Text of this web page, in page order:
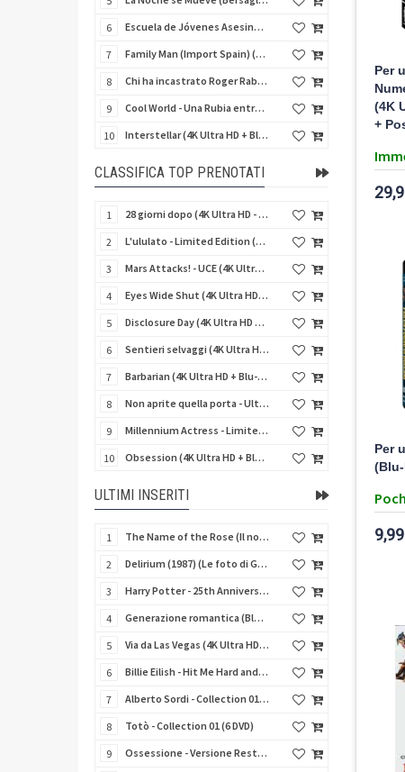
Per
(4K
+
Per
6 Escuela de Jóvenes Asesinos (Schegge di follia) (Import Spain) (Blu-Ray Disc)
7 Family Man (Import Spain) (Blu-Ray Disc)
8 Chi ha incastrato Roger Rabbit (4K Ultra HD + Blu-Ray Disc)
9 Cool World - Una Rubia entre Dos Mundos (Fuga dal mondo dei sogni) (Import Spain) (Blu-Ray Disc)
10 Interstellar (4K Ultra HD + Blu-Ray Disc + Bonus Disc - SteelBook)
CLASSIFICA TOP PRENOTATI
1 28 giorni dopo (4K Ultra HD - SteelBook)
2 L'ululato - Limited Edition (4K Ultra HD + Blu-Ray Disc + CD + Booklet + Card)
3 Mars Attacks! - UCE (4K Ultra HD + Blu-Ray Disc - SteelBook)
4 Eyes Wide Shut (4K Ultra HD + Blu-Ray Disc - SteelBook)
5 Disclosure Day (4K Ultra HD + Blu-Ray Disc - SteelBook)
6 Sentieri selvaggi (4K Ultra HD + Blu-Ray Disc - SteelBook)
7 Barbarian (4K Ultra HD + Blu-Ray Disc - SteelBook)
8 Non aprite quella porta - Ultimate Edition (4K Ultra HD + 3 Blu-Ray Disc + 2 Bonus Disc + Booklet)
9 Millennium Actress - Limited Edition (4K Ultra HD + Blu-Ray Disc + Booklet)
10 Obsession (4K Ultra HD + Blu-Ray Disc)
ULTIMI INSERITI
1 The Name of the Rose (Il nome della rosa) (Import UK) (4K Ultra HD + Blu-Ray Disc) (NO AUDIO ITA)
2 Delirium (1987) (Le foto di Gioia) (Import UK) (4K Ultra HD + Blu-Ray Disc)
3 Harry Potter - 25th Anniversary Library Case (8 4K Ultra HD + 8 Blu-Ray Disc + Card - SteelBook)
4 Generazione romantica (Blu-Ray Disc)
5 Via da Las Vegas (4K Ultra HD + Blu-Ray Disc)
6 Billie Eilish - Hit Me Hard and Soft The Tour (Import UK) (Blu-Ray Disc) (NO AUDIO ITA)
7 Alberto Sordi - Collection 01 (6 DVD)
8 Totò - Collection 01 (6 DVD)
9 Ossessione - Versione Restaurata 4K